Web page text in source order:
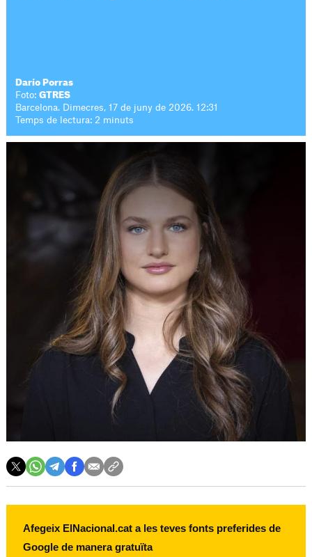
Darío Porras
Foto:GTRES
Barcelona. Dimecres, 17 de juny de 2026. 12:31
Temps de lectura: 2 minuts
Afegeix ElNacional.cat a les teves fonts preferides de
Google de manera gratuïta